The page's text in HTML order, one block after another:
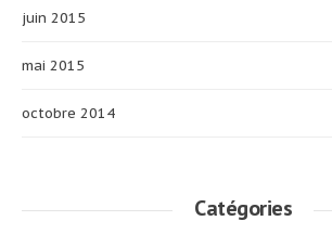
juin 2015
mai 2015
octobre 2014
Catégories